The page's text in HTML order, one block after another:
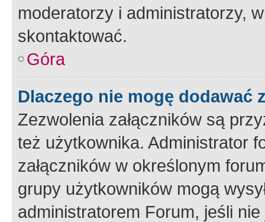
moderatorzy i administratorzy,
skontaktować.
Góra
Dlaczego nie mogę dodawać
Zezwolenia załączników są
też użytkownika. Administrator
załączników w określonym
grupy użytkowników mogą
administratorem Forum, jeśli